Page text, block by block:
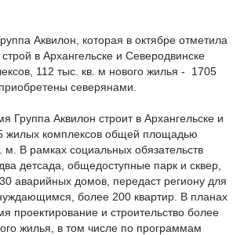
Аквилон, которая в октябре отметила
в Архангельске и Северодвинске
112 тыс. кв. м нового жилья - 1705
северянами.
Группа Аквилон строит в Архангельске и
жилых комплексов общей площадью
м. В рамках социальных обязательств
детсада, общедоступные парк и сквер,
аварийных домов, передаст региону для
более 200 квартир. В планах
проектирование и строительство более
жилья, в том числе по программам